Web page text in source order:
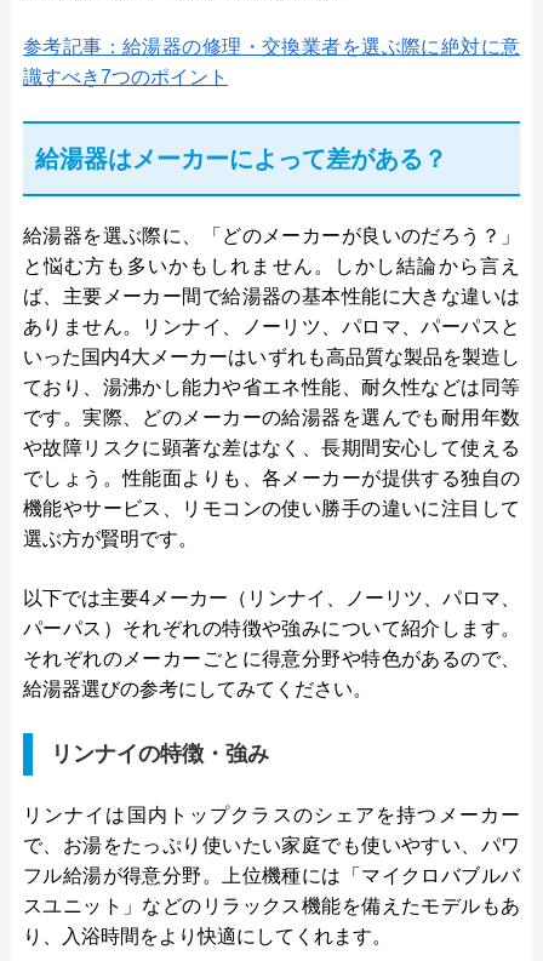
参考記事：給湯器の修理・交換業者を選ぶ際に絶対に意
識すべき7つのポイント
給湯器はメーカーによって差がある？
給湯器を選ぶ際に、「どのメーカーが良いのだろう？」
と悩む方も多いかもしれません。しかし結論から言え
ば、主要メーカー間で給湯器の基本性能に大きな違いは
ありません。リンナイ、ノーリツ、パロマ、パーパスと
いった国内4大メーカーはいずれも高品質な製品を製造し
ており、湯沸かし能力や省エネ性能、耐久性などは同等
です。実際、どのメーカーの給湯器を選んでも耐用年数
や故障リスクに顕著な差はなく、長期間安心して使える
でしょう。性能面よりも、各メーカーが提供する独自の
機能やサービス、リモコンの使い勝手の違いに注目して
選ぶ方が賢明です。
以下では主要4メーカー（リンナイ、ノーリツ、パロマ、
パーパス）それぞれの特徴や強みについて紹介します。
それぞれのメーカーごとに得意分野や特色があるので、
給湯器選びの参考にしてみてください。
リンナイの特徴・強み
リンナイは国内トップクラスのシェアを持つメーカー
で、お湯をたっぷり使いたい家庭でも使いやすい、パワ
フル給湯が得意分野。上位機種には「マイクロバブルバ
スユニット」などのリラックス機能を備えたモデルもあ
り、入浴時間をより快適にしてくれます。